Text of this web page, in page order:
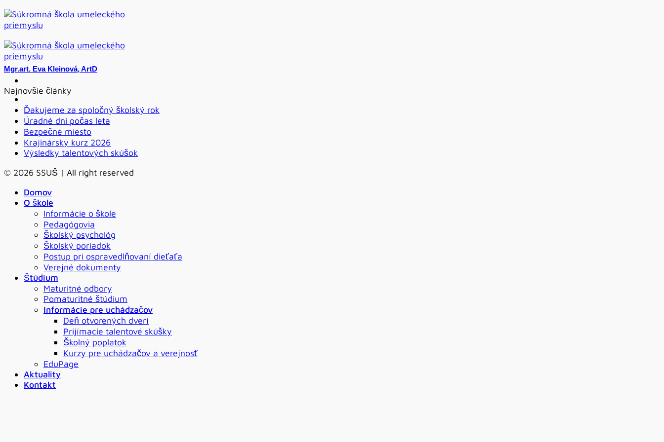
Skip
to
content
Mgr.art. Eva Kleinová, ArtD
Najnovšie články
Ďakujeme za spoločný školský rok
Úradné dni počas leta
Bezpečné miesto
Krajinársky kurz 2026
Výsledky talentových skúšok
© 2026 SSUŠ | All right reserved
Domov
O škole
Informácie o škole
Pedagógovia
Školský psychológ
Školský poriadok
Postup pri ospravedlňovaní dieťaťa
Verejné dokumenty
Štúdium
Maturitné odbory
Pomaturitné štúdium
Informácie pre uchádzačov
Deň otvorených dverí
Prijímacie talentové skúšky
Školný poplatok
Kurzy pre uchádzačov a verejnosť
EduPage
Aktuality
Kontakt